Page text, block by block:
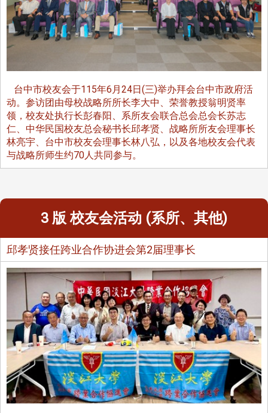
台中市校友会于115年6月24日(三)举办拜会台中市政府活
动。参访团由母校战略所所长李大中、荣誉教授翁明贤率
领，校友处执行长彭春阳、系所友会联合总会总会长苏志
仁、中华民国校友总会秘书长邱孝贤、战略所所友会理事长
林亮宇、台中市校友会理事长林八弘，以及各地校友会代表
与战略所师生约70人共同参与。
3 版 校友会活动 (系所、其他)
邱孝贤接任跨业合作协进会第2届理事长